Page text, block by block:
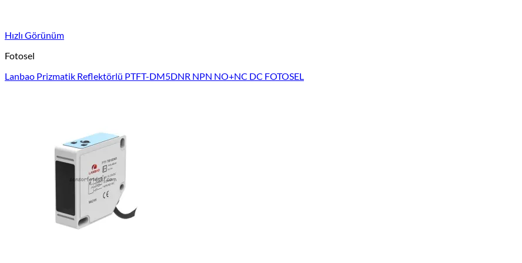
Hızlı Görünüm
Fotosel
Lanbao Prizmatik Reflektörlü PTFT-DM5DNR NPN NO+NC DC FOTOSEL